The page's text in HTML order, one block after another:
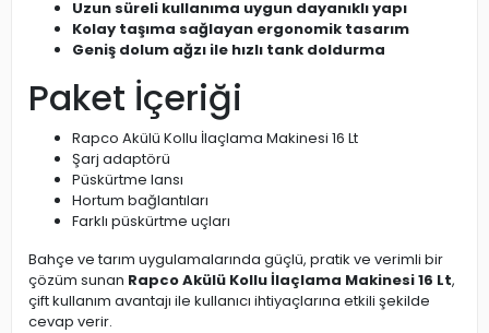
Uzun süreli kullanıma uygun dayanıklı yapı
Kolay taşıma sağlayan ergonomik tasarım
Geniş dolum ağzı ile hızlı tank doldurma
Paket İçeriği
Rapco Akülü Kollu İlaçlama Makinesi 16 Lt
Şarj adaptörü
Püskürtme lansı
Hortum bağlantıları
Farklı püskürtme uçları
Bahçe ve tarım uygulamalarında güçlü, pratik ve verimli bir
çözüm sunan Rapco Akülü Kollu İlaçlama Makinesi 16 Lt,
çift kullanım avantajı ile kullanıcı ihtiyaçlarına etkili şekilde
cevap verir.